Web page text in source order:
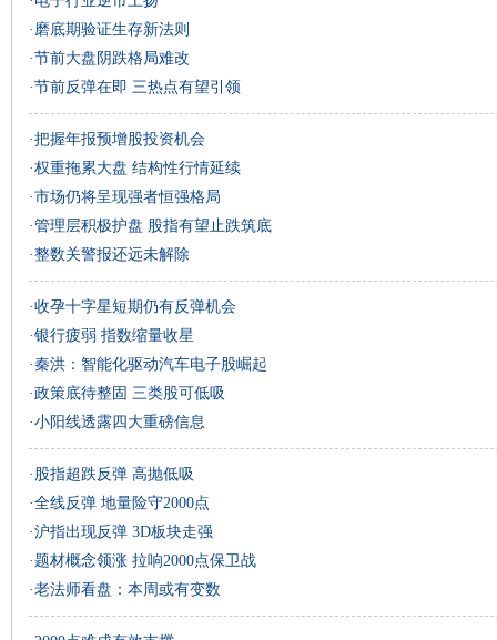
· 磨底期验证生存新法则
·节前大盘阴跌格局难改
·节前反弹在即 三热点有望引领
·把握年报预增股投资机会
·权重拖累大盘 结构性行情延续
·市场仍将呈现强者恒强格局
·管理层积极护盘 股指有望止跌筑底
·整数关警报还远未解除
·收孕十字星短期仍有反弹机会
·银行疲弱 指数缩量收星
·秦洪：智能化驱动汽车电子股崛起
·政策底待整固 三类股可低吸
·小阳线透露四大重磅信息
· 股指超跌反弹 高抛低吸
·全线反弹 地量险守2000点
·沪指出现反弹 3D板块走强
·题材概念领涨 拉响2000点保卫战
·老法师看盘：本周或有变数